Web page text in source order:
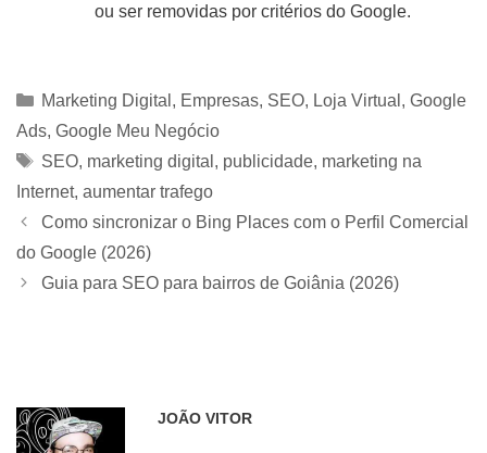
ou ser removidas por critérios do Google.
Categorias
Marketing Digital , Empresas, SEO, Loja Virtual , Google
Ads, Google Meu Negócio
Tags
SEO, marketing digital , publicidade, marketing na
Internet, aumentar trafego
Como sincronizar o Bing Places com o Perfil Comercial
do Google (2026)
Guia para SEO para bairros de Goiânia (2026)
JOÃO VITOR